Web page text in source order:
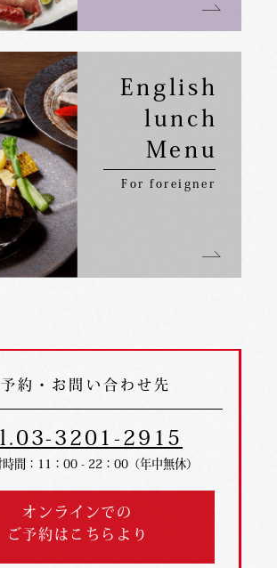
English
lunch
Menu
For foreigner
約・お問い合わせ先
3201-2915
時間：11：00 - 22：00（年中無休）
オンラインでの
ご予約はこちらより